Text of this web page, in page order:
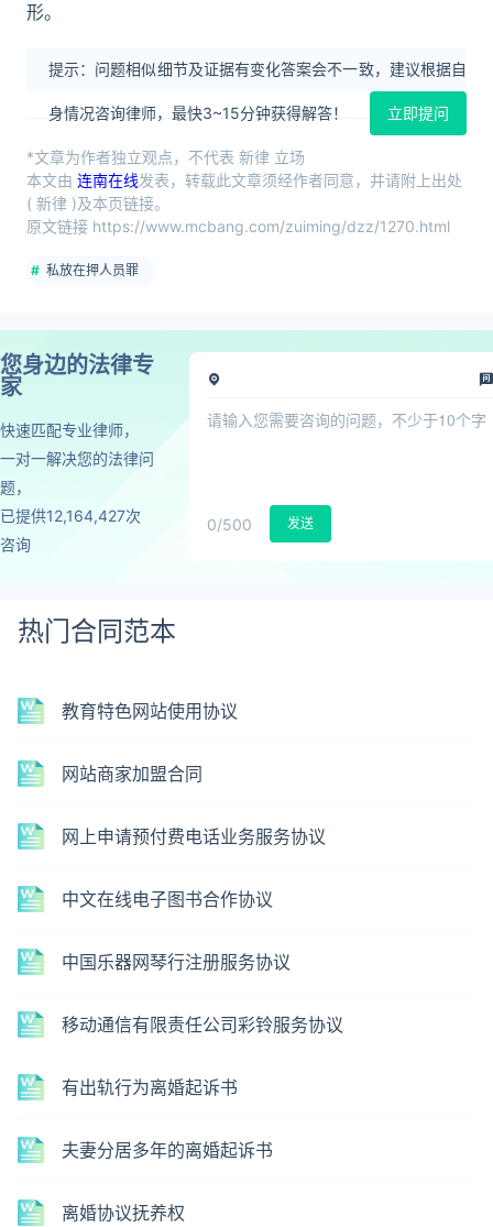
形。
提示：问题相似细节及证据有变化答案会不一致，建议根据自
身情况咨询律师，最快3~15分钟获得解答！ 立即提问
*文章为作者独立观点，不代表 新律 立场
本文由 连南在线发表，转载此文章须经作者同意，并请附上出处
( 新律 )及本页链接。
原文链接 https://www.mcbang.com/zuiming/dzz/1270.html
私放在押人员罪
您身边的法律专
家
快速匹配专业律师，
一对一解决您的法律问
题，
已提供12,164,427次
咨询
0/500 发送
热门合同范本
教育特色网站使用协议
网站商家加盟合同
网上申请预付费电话业务服务协议
中文在线电子图书合作协议
中国乐器网琴行注册服务协议
移动通信有限责任公司彩铃服务协议
有出轨行为离婚起诉书
夫妻分居多年的离婚起诉书
离婚协议抚养权